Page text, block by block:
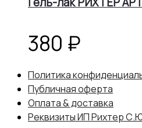
380 ₽
Политика
Публичная оферта
Оплата & доставка
Реквизиты ИП Рихтер